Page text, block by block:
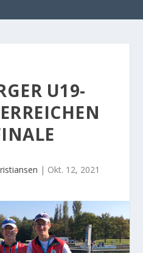
U19-
| Okt. 12, 2021